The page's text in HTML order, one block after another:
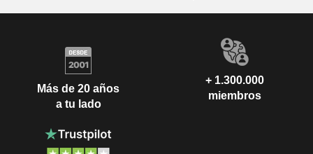
Más de 20 años
a tu lado
+ 1.300.000
miembros